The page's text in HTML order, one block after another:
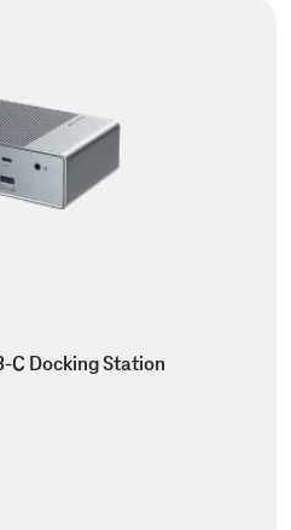
C Docking Station